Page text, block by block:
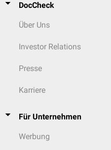
DocCheck
Über Uns
Investor Relations
Presse
Karriere
Für Unternehmen
Werbung